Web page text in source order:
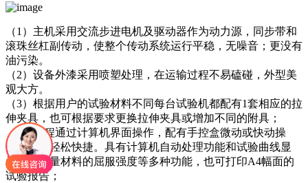
（1）主机采用交流步进电机及驱动器作为动力源，同步带和
滚珠丝杠副传动，使整个传动系统运行平稳，无噪音；更没有
油污染。
（2）设备外漆采用喷塑处理，在运输过程不易磕碰，外型美
观大方。
（3）根据用户的试验材料不同每台试验机都配有1套相应的拉
伸夹具，也可根据要求更换拉伸夹具或增加不同的附具；
（4）全程通过计算机界面操作，配有手控盒微动或快动操
作，方便轻松快捷。具有计算机自动处理功能和试验曲线显
示，能测量材料的屈服强度等多种功能，也可打印A4幅面的
试验报告；